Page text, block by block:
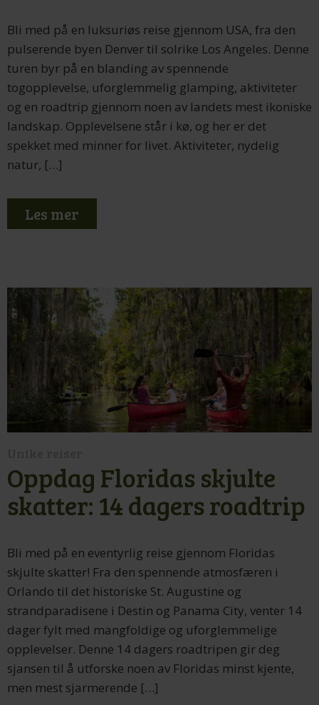
Bli med på en luksuriøs reise gjennom USA, fra den
pulserende byen Denver til solrike Los Angeles. Denne
turen byr på en blanding av spennende
togopplevelse, uforglemmelig glamping, aktiviteter
og en roadtrip gjennom noen av landets mest ikoniske
landskap. Opplevelsene står i kø, og her er det
spekket med minner for livet. Aktiviteter, nydelig
natur, […]
Les mer
Oppdag Floridas skjulte
skatter: 14 dagers roadtrip
Bli med på en eventyrlig reise gjennom Floridas
skjulte skatter! Fra den spennende atmosfæren i
Orlando til det historiske St. Augustine og
strandparadisene i Destin og Panama City, venter 14
dager fylt med mangfoldige og uforglemmelige
opplevelser. Denne 14 dagers roadtripen gir deg
sjansen til å utforske noen av Floridas minst kjente,
men mest sjarmerende […]